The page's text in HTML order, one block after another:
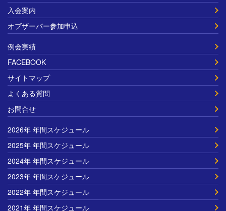
入会案内
オブザーバー参加申込
例会実績
FACEBOOK
サイトマップ
よくある質問
お問合せ
2026年 年間スケジュール
2025年 年間スケジュール
2024年 年間スケジュール
2023年 年間スケジュール
2022年 年間スケジュール
2021年 年間スケジュール